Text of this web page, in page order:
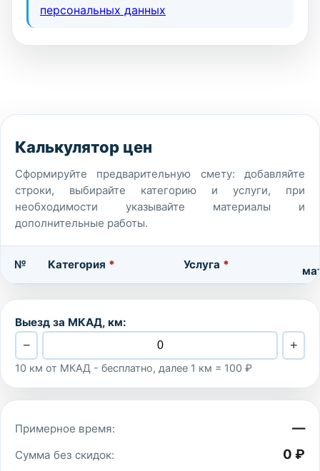
персональных данных
Калькулятор цен
Сформируйте предварительную смету: добавляйте
строки, выбирайте категорию и услуги, при
необходимости указывайте материалы и
дополнительные работы.
№ Категория * Услуга *
Выезд за МКАД, км:
− +
10 км от МКАД - бесплатно, далее 1 км = 100 ₽
Примерное время: —
Сумма без скидок: 0 ₽